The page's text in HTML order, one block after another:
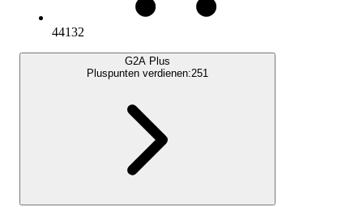
44132
G2A Plus
Pluspunten verdienen:251